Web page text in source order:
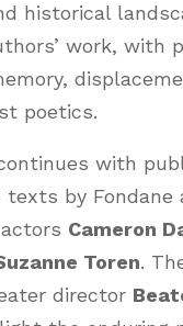
historical
work, with
poetics.
with
by Fondane
Cameron
Toren.
director